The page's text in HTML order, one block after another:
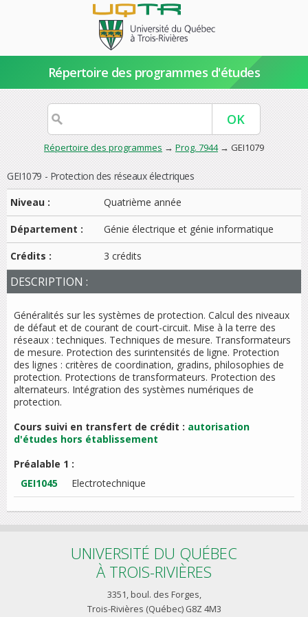
Répertoire des programmes d'études
Répertoire des programmes → Prog. 7944→ GEI1079
GEI1079 - Protection des réseaux électriques
Niveau :
Quatrième année
Département : Génie électrique et génie informatique
Crédits : 3 crédits
DESCRIPTION :
Généralités sur les systèmes de protection. Calcul des niveaux
de défaut et de courant de court-circuit. Mise à la terre des
réseaux : techniques. Techniques de mesure. Transformateurs
de mesure. Protection des surintensités de ligne. Protection
des lignes : critères de coordination, gradins, philosophies de
protection. Protections de transformateurs. Protection des
alternateurs. Intégration des systèmes numériques de
protection.
Cours suivi en transfert de crédit : autorisation
d'études hors établissement
Préalable 1 :
GEI1045
Electrotechnique
UNIVERSITÉ DU QUÉBEC
À TROIS-RIVIÈRES
3351, boul. des Forges,
Trois-Rivières (Québec) G8Z 4M3